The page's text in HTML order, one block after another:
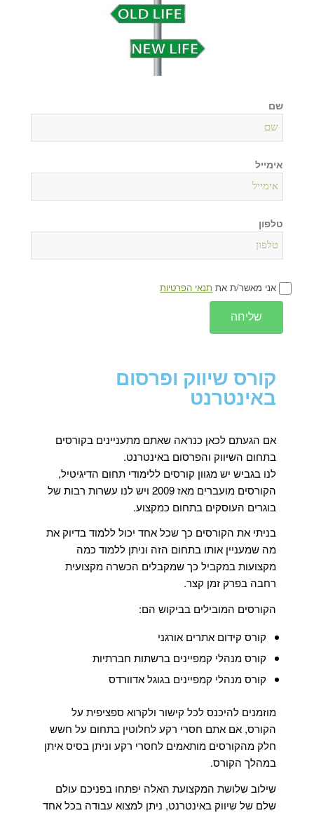
שם
אימייל
טלפון
אני מאשר/ת את תנאי הפרטיות
שליחה
קורס שיווק ופרסום
באינטרנט
אם הגעתם לכאן כנראה שאתם מתעניינים בקורסים
בתחום השיווק והפרסום באינטרנט.
לנו בגביש יש מגוון קורסים ללימודי תחום הדיגיטיל,
הקורסים מועברים מאז 2009 ויש לנו עשרות רבות של
בוגרים העוסקים בתחום כמקצוע.
בניתי את הקורסים כך שכל אחד יכול ללמוד בדיוק את
מה שמעניין אותו בתחום הזה וניתן ללמוד כמה
מקצועות במקביל כך שמקבלים הכשרה מקצועית
רחבה בפרק זמן קצר.
הקורסים המובילים בביקוש הם:
קורס קידום אתרים אורגני
קורס מנהלי קמפיינים ברשתות חברתיות
קורס מנהלי קמפיינים בגוגל אדוורדס
מוזמנים להיכנס לכל קישור ולקרוא ספציפית על
הקורס, אם אתם חסרי רקע לחלוטין בתחום על חשש
חלק מהקורסים מותאמים לחסרי רקע וניתן בסיס איתן
במהלך הקורס.
שילוב שלושת המקצועת האלה יפתחו בפניכם עולם
שלם של שיווק באינטרנט, ניתן למצוא עבודה בכל אחד